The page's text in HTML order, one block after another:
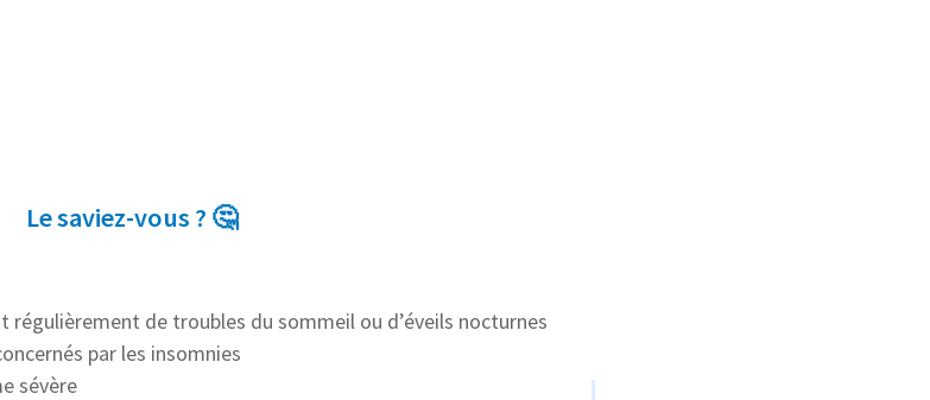
Le saviez-vous ? 🤔
régulièrement de troubles du sommeil ou d’éveils nocturnes
par les insomnies
sévère